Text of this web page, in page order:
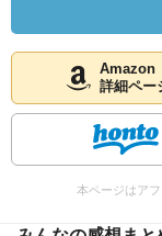
Amazon
詳細ペー
本ページはア